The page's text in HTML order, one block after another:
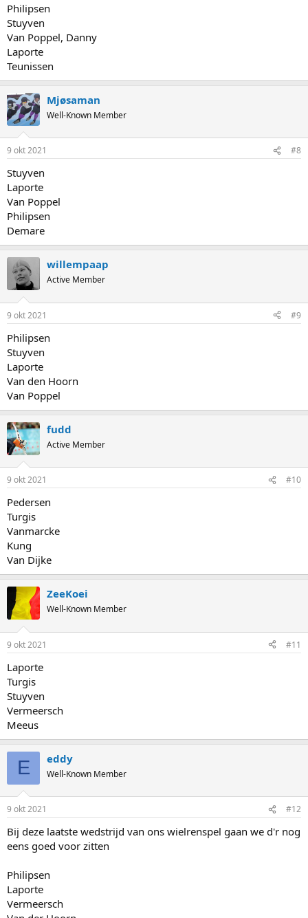
Philipsen
Stuyven
Van Poppel, Danny
Laporte
Teunissen
Mjøsaman
Well-Known Member
9 okt 2021 #8
Stuyven
Laporte
Van Poppel
Philipsen
Demare
willempaap
Active Member
9 okt 2021 #9
Philipsen
Stuyven
Laporte
Van den Hoorn
Van Poppel
fudd
Active Member
9 okt 2021 #10
Pedersen
Turgis
Vanmarcke
Kung
Van Dijke
ZeeKoei
Well-Known Member
9 okt 2021 #11
Laporte
Turgis
Stuyven
Vermeersch
Meeus
E eddy
Well-Known Member
9 okt 2021 #12
Bij deze laatste wedstrijd van ons wielrenspel gaan we d'r nog
eens goed voor zitten
Philipsen
Laporte
Vermeersch